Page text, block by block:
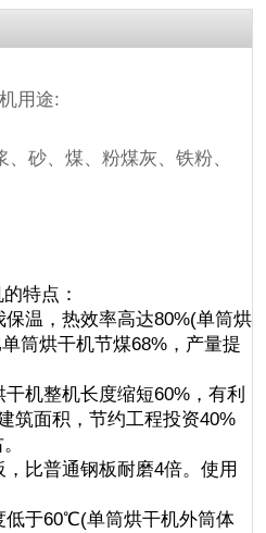
用途:
砂、煤、粉煤灰、铁粉、
特点：
温，热效率高达80%(单筒烘
筒烘干机节煤68%，产量提
机整机长度缩短60%，有利
筑面积，节约工程投资40%
比普通钢板耐磨4倍。使用
低于60℃(单筒烘干机外筒体